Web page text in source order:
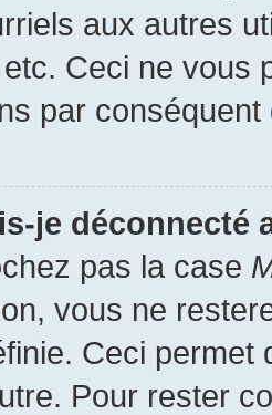
aux autres
etc. Ceci ne vous
par conséquent
je déconnecté
pas la case
vous ne
Ceci permet
Pour rester